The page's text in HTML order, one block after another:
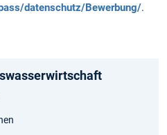
datenschutz/Bewerbung/.